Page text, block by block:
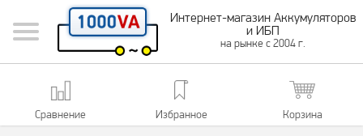
Интернет-магазин Аккумуляторов
и ИБП
на рынке с 2004 г.
Сравнение Избранное Корзина